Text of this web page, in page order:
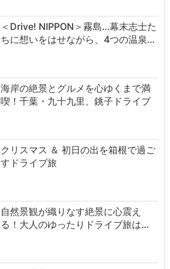
＜Drive! NIPPON＞霧島…幕末志士た
ちに想いをはせながら、4つの温泉…
海岸の絶景とグルメを心ゆくまで満
喫！千葉・九十九里、銚子ドライブ
クリスマス ＆ 初日の出を箱根で過ご
すドライブ旅
自然景観が織りなす絶景に心震え
る！大人のゆったりドライブ旅は…